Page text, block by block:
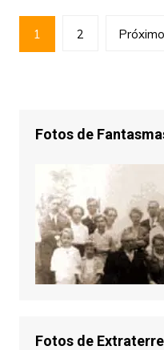
Paginação
de
1 2 Próximo
Fotos de
Fotos de